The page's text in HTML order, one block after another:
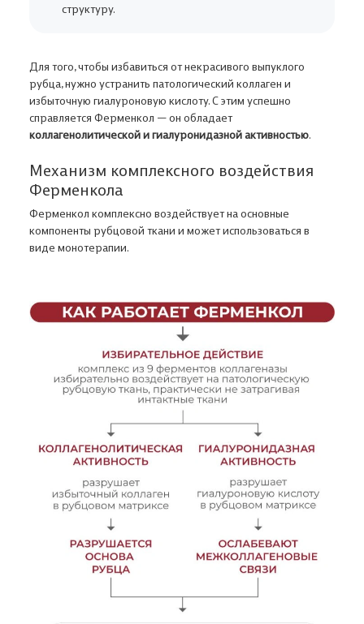
структуру.
Для того, чтобы избавиться от некрасивого выпуклого
рубца, нужно устранить патологический коллаген и
избыточную гиалуроновую кислоту. С этим успешно
справляется Ферменкол — он обладает
коллагенолитической и гиалуронидазной активностью.
Механизм комплексного воздействия
Ферменкола
Ферменкол комплексно воздействует на основные
компоненты рубцовой ткани и может использоваться в
виде монотерапии.